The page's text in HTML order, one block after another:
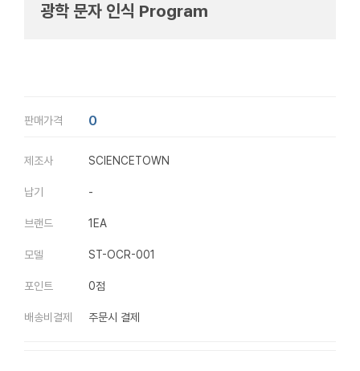
광학 문자 인식 Program
판매가격 0
제조사 SCIENCETOWN
납기 -
브랜드 1EA
모델 ST-OCR-001
포인트 0점
배송비결제 주문시 결제